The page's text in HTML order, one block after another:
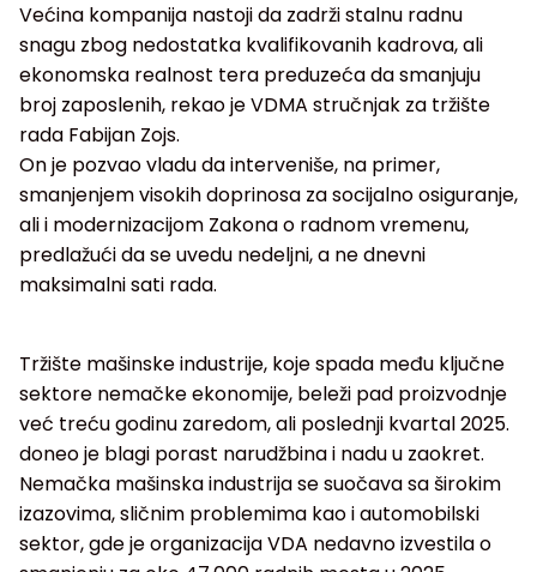
Većina kompanija nastoji da zadrži stalnu radnu
snagu zbog nedostatka kvalifikovanih kadrova, ali
ekonomska realnost tera preduzeća da smanjuju
broj zaposlenih, rekao je VDMA stručnjak za tržište
rada Fabijan Zojs.
On je pozvao vladu da interveniše, na primer,
smanjenjem visokih doprinosa za socijalno osiguranje,
ali i modernizacijom Zakona o radnom vremenu,
predlažući da se uvedu nedeljni, a ne dnevni
maksimalni sati rada.
Tržište mašinske industrije, koje spada među ključne
sektore nemačke ekonomije, beleži pad proizvodnje
već treću godinu zaredom, ali poslednji kvartal 2025.
doneo je blagi porast narudžbina i nadu u zaokret.
Nemačka mašinska industrija se suočava sa širokim
izazovima, sličnim problemima kao i automobilski
sektor, gde je organizacija VDA nedavno izvestila o